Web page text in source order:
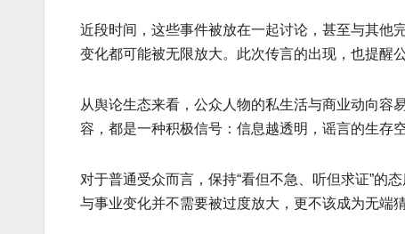
近段时间，这些事件被放在一起讨论，甚至与其他
变化都可能被无限放大。此次传言的出现，也提醒
从舆论生态来看，公众人物的私生活与商业动向容
容，都是一种积极信号：信息越透明，谣言的生存空
对于普通受众而言，保持“看但不急、听但求证”的
与事业变化并不需要被过度放大，更不该成为无端